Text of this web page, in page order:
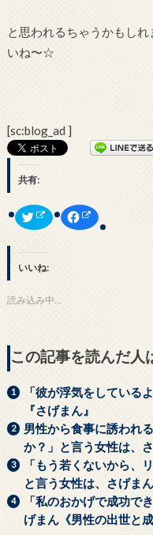
と思われるちゃうかもし
いね〜☆
[sc:blog_ad ]
共有:
ク
ッ
し
て
T
t
共
有
(
し
い
ウ
ィ
ン
ド
ウ
で
開
き
ま
す
)
F
c
は
ク
リ
ク
し
く
だ
さ
い
(
新
し
い
ウ
ィ
ン
ド
ウ
いいね:
読み込み中…
この記事を読んだ人
「彼が浮気をしている
『さげまん』
男性から食事に誘われ
か？」と言う女性は、
「もう若くないから、
と言う女性は、さげまん
「私のおかげで成功で
げまん《男性の出世と